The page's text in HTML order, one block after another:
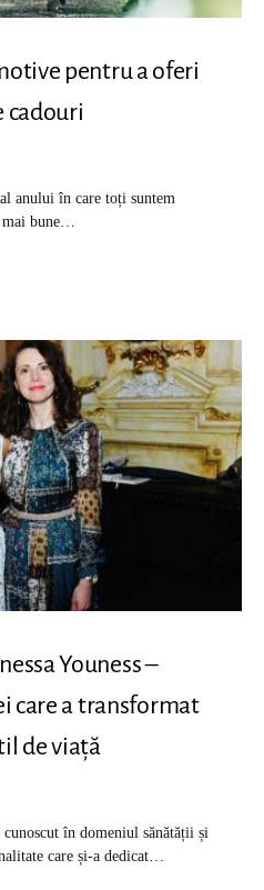
pentru a oferi
cadouri
anului în care toți suntem
mai bune…
Youness –
care a transformat
de viață
cunoscut în domeniul sănătății și
care și-a dedicat…